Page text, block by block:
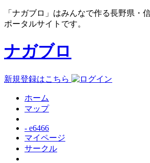
「ナガブロ」はみんなで作る長野県・
ポータルサイトです。
ナガブロ
新規登録はこちら
ホーム
マップ
- e6466
マイページ
サークル